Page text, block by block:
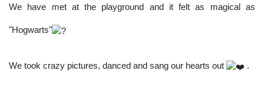
We have met at the playground and it felt as magical as
"Hogwarts"
We took crazy pictures, danced and sang our hearts out .